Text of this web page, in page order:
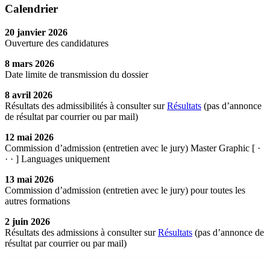
Calendrier
20 janvier 2026
Ouverture des candidatures
8 mars 2026
Date limite de transmission du dossier
8 avril 2026
Résultats des admissibilités à consulter surRésultats (pas d’annonce
de résultat par courrier ou par mail)
12 mai 2026
Commission d’admission (entretien avec le jury) Master Graphic [ ·
· · ] Languages uniquement
13 mai 2026
Commission d’admission (entretien avec le jury) pour toutes les
autres formations
2 juin 2026
Résultats des admissions à consulter surRésultats (pas d’annonce de
résultat par courrier ou par mail)